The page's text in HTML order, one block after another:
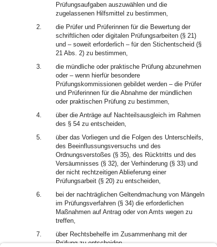
Prüfungsaufgaben auszuwählen und die
zugelassenen Hilfsmittel zu bestimmen,
2.
die Prüfer und Prüferinnen für die Bewertung der
schriftlichen oder digitalen Prüfungsarbeiten (§ 21)
und – soweit erforderlich – für den Stichentscheid (§
21 Abs. 2) zu bestimmen,
3.
die mündliche oder praktische Prüfung abzunehmen
oder – wenn hierfür besondere
Prüfungskommissionen gebildet werden – die Prüfer
und Prüferinnen für die Abnahme der mündlichen
oder praktischen Prüfung zu bestimmen,
4.
über die Anträge auf Nachteilsausgleich im Rahmen
des § 54 zu entscheiden,
5.
über das Vorliegen und die Folgen des Unterschleifs,
des Beeinflussungsversuchs und des
Ordnungsverstoßes (§ 35), des Rücktritts und des
Versäumnisses (§ 32), der Verhinderung (§ 33) und
der nicht rechtzeitigen Ablieferung einer
Prüfungsarbeit (§ 20) zu entscheiden,
6.
bei der nachträglichen Geltendmachung von Mängeln
im Prüfungsverfahren (§ 34) die erforderlichen
Maßnahmen auf Antrag oder von Amts wegen zu
treffen,
7.
über Rechtsbehelfe im Zusammenhang mit der
Prüfung zu entscheiden.